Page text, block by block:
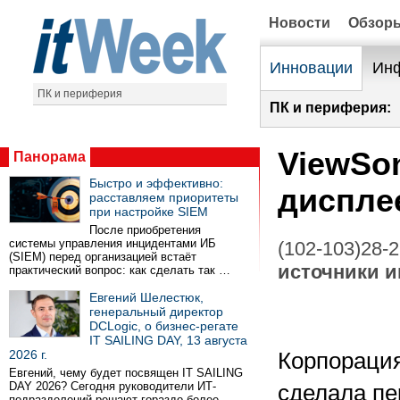
ПК и периферия
Новости
Инновации
ПК и периферия:
Панорама
Быстро и эффективно:
расставляем приоритеты
при настройке SIEM
После приобретения
системы управления инцидентами ИБ
(SIEM) перед организацией встаёт
практический вопрос: как сделать так …
Евгений Шелестюк,
генеральный директор
DCLogic, о бизнес-регате
IT SAILING DAY, 13 августа
2026 г.
Евгений, чему будет посвящен IT SAILING
DAY 2026? Сегодня руководители ИТ-
(102-103)28-
источники
сделала